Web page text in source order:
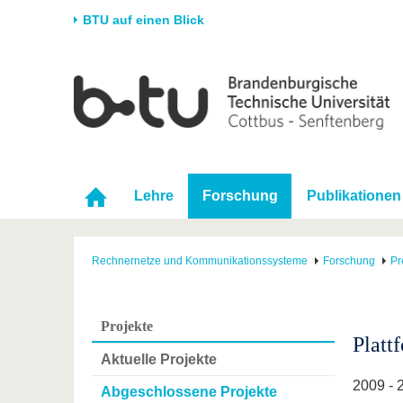
BTU auf einen Blick
Universität
Karriere & Engagement
Partnerschaften &
Strukturwandel
Forschung
Förderung
Wissenschaftlicher
Nachwuchs
Im
Lehre Forschung Publikationen
Rechnernetze und Kommunikationssysteme Forschung
Projekte
Aktuelle Projekte
Abgeschlossene Projekte 2009 -